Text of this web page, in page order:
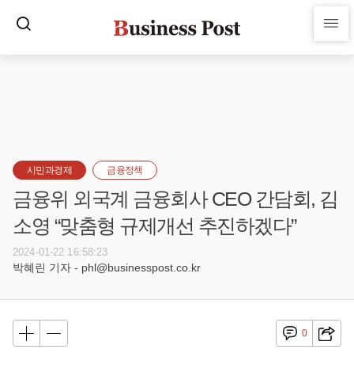
시민과경제 금융정책
금융위 외국계 금융회사 CEO 간담회, 김
소영 “맞춤형 규제개선 추진하겠다”
2024-01-22 16:58:23
박혜린 기자 - phl@businesspost.co.kr
0